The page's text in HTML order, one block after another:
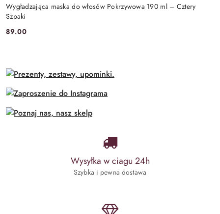
Wygładzająca maska do włosów Pokrzywowa 190 ml – Cztery
Szpaki
Cena:
89.00
Wysyłka w ciagu 24h
Szybka i pewna dostawa